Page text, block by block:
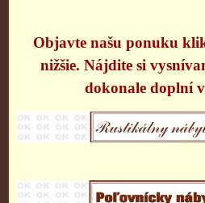
Objavte našu ponuku
nižšie. Nájdite si
dokonale doplní